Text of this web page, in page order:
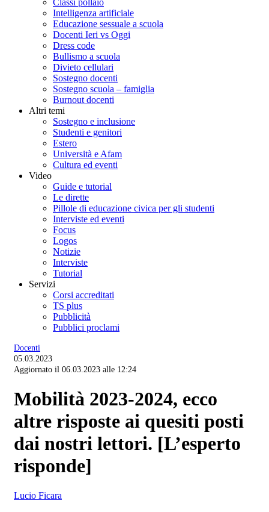
Classi pollaio
Intelligenza artificiale
Educazione sessuale a scuola
Docenti Ieri vs Oggi
Dress code
Bullismo a scuola
Divieto cellulari
Sostegno docenti
Sostegno scuola – famiglia
Burnout docenti
Altri temi
Sostegno e inclusione
Studenti e genitori
Estero
Università e Afam
Cultura ed eventi
Video
Guide e tutorial
Le dirette
Pillole di educazione civica per gli studenti
Interviste ed eventi
Focus
Logos
Notizie
Interviste
Tutorial
Servizi
Corsi accreditati
TS plus
Pubblicità
Pubblici proclami
Docenti
05.03.2023
Aggiornato il 06.03.2023 alle 12:24
Mobilità 2023-2024, ecco
altre risposte ai quesiti posti
dai nostri lettori. [L’esperto
risponde]
Lucio Ficara